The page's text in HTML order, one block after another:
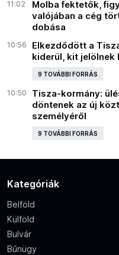
11:02
Molba fektetők,
valójában a cég
dobása
10:56
Elkezdődött a
kiderül, kit
9 TOVÁBBI FORRÁS
10:50
Tisza-kormány:
döntenek az új
személyéről
9 TOVÁBBI FORRÁS
Kategóriák
Belföld
Külföld
Bulvár
Bűnügy